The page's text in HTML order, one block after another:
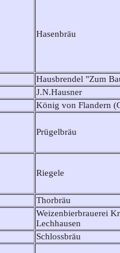
Hasenbräu
Hausbrendel "Zum
J.N.Hausner
König von Flandern
Prügelbräu
Riegele
Thorbräu
Weizenbierbrauerei
Lechhausen
Schlossbräu